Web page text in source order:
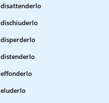
disattenderlo
dischiuderlo
disperderlo
distenderlo
effonderlo
eluderlo